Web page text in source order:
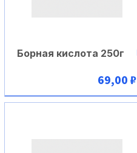
В корзину
Борная кислота 250г
69,00 ₽